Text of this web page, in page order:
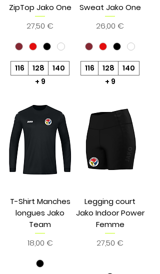
ZipTop Jako One
Prix
27,50 €
116 128
140
+ 9
Sweat Jako One
Prix
26,00 €
116 128
140
+ 9
T-Shirt Manches
longues Jako
Team
Prix
18,00 €
Legging court
Jako Indoor Power
Femme
Prix
27,50 €